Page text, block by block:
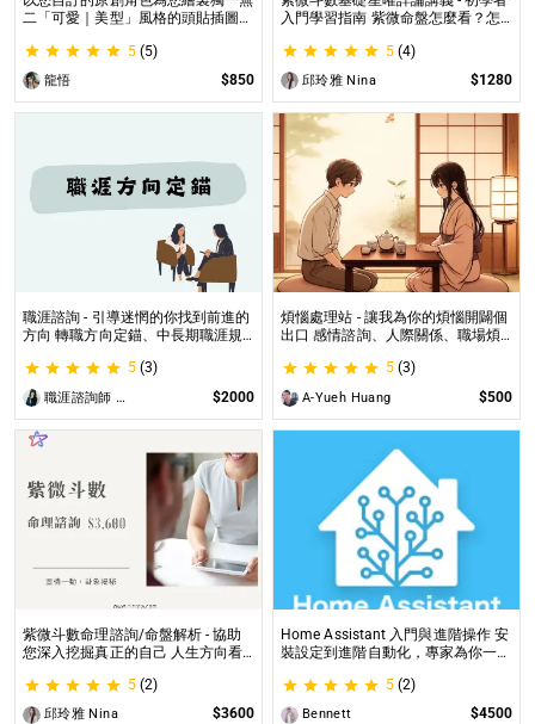
二「可愛｜美型」風格的頭貼插圖！
情」和「動作」的理想頭貼！
5 (5)
龍悟 $850
入門學習指南 紫微命盤怎麼看？怎
工具書，淺顯易懂不藏私！
5 (4)
邱玲雅 Nina $1280
職涯諮詢 - 引導迷惘的你找到前進的
方向 轉職方向定錨、中長期職涯規
5 (3)
職涯諮詢師 阿紫 $2000
煩惱處理站 - 讓我為你的煩惱開闢個
出口 感情諮詢、人際關係、職場煩
5 (3)
A-Yueh Huang $500
紫微斗數命理諮詢/命盤解析 - 協助
您深入挖掘真正的自己 人生方向看
璀璨一生
5 (2)
邱玲雅 Nina $3600
Home Assistant 入門與進階操作 安
裝設定到進階自動化，專家為你一對
5 (2)
Bennett $4500